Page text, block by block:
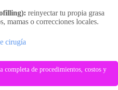
reinyectar tu propia grasa
mamas o correcciones locales.
cirugía
de procedimientos, costos y